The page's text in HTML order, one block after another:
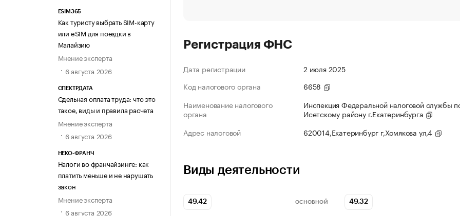
ESIM365
Как туристу выбрать SIM-карту
или eSIM для поездки в
Малайзию
Мнение эксперта
6 августа 2026
СПЕКТРДАТА
Сдельная оплата труда: что это
такое, виды и правила расчета
Мнение эксперта
6 августа 2026
НЕКО-ФРАНЧ
Налоги во франчайзинге: как
платить меньше и не нарушать
закон
Мнение эксперта
6 августа 2026
Регистрация ФНС
Дата регистрации
2 июля 2025
Код налогового органа
6658
Наименование налогового
органа
Инспекция Федеральной налоговой службы
Исетскому району г.Екатеринбурга
Адрес налоговой
620014,Екатеринбург г,Хомякова ул,4
Виды деятельности
49.42 ОСНОВНОЙ 49.32